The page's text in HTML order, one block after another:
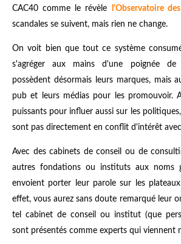
CAC40 comme le révèle
l'Observatoire
scandales se suivent, mais rien ne change.
On voit bien que tout ce système
s'agréger aux mains d'une poignée de
possèdent désormais leurs marques, mais
pub et leurs médias pour les promouvoir.
puissants pour influer aussi sur les
sont pas directement en conflit d'intérêt
Avec des cabinets de conseil ou de
autres fondations ou instituts aux noms
envoient porter leur parole sur les
effet, vous aurez sans doute remarqué leur
tel cabinet de conseil ou institut (que
sont présentés comme experts qui viennent